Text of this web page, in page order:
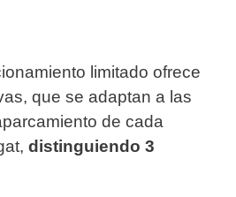
limitado ofrece
que se adaptan a las
de cada
distinguiendo 3